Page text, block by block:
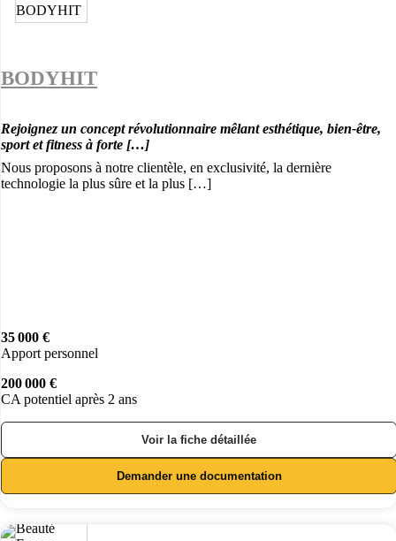
BODYHIT
Rejoignez un concept révolutionnaire mêlant esthétique, bien-être,
sport et fitness à forte […]
Nous proposons à notre clientèle, en exclusivité, la dernière
technologie la plus sûre et la plus […]
35 000 €
Apport personnel
200 000 €
CA potentiel après 2 ans
Voir la fiche détaillée
Demander une documentation